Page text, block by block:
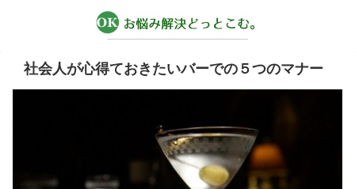
社会人が心得ておきたいバーでの５つのマナー